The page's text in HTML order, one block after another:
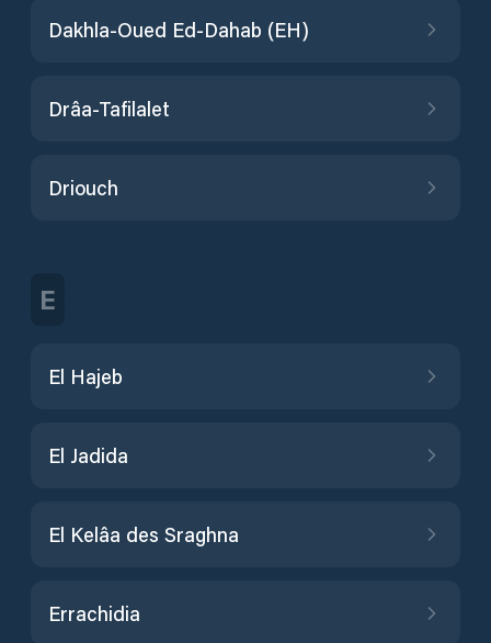
Dakhla-Oued Ed-Dahab (EH)
Drâa-Tafilalet
Driouch
E
El Hajeb
El Jadida
El Kelâa des Sraghna
Errachidia